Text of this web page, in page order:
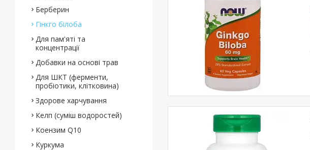
Берберин
Гінкго білоба
Для пам'яті та
концентрації
Добавки на основі трав
Для ШКТ (ферменти,
пробіотики, клітковина)
Здорове харчування
Келп (суміш водоростей)
Коензим Q10
Куркума